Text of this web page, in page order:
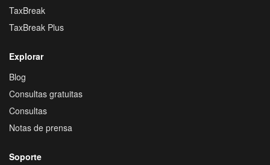
TaxBreak
TaxBreak Plus
Explorar
Blog
Consultas gratuitas
Consultas
Notas de prensa
Soporte